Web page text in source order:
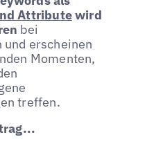
Attributewird
bei
und erscheinen
Momenten,
treffen.